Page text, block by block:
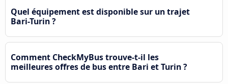
Quel équipement est disponible sur un trajet
Bari-Turin ?
Comment CheckMyBus trouve-t-il les
meilleures offres de bus entre Bari et Turin ?